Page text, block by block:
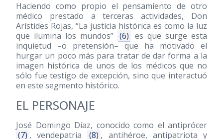
Haciendo como propio el pensamiento de otro
médico prestado a terceras actividades, Don
Arístides Rojas, “La justicia histórica es como la luz
que ilumina los mundos” (6) es que surge esta
inquietud –o pretensión– que ha motivado el
hurgar un poco más para tratar de dar forma a la
imagen histórica de unos de los médicos que no
sólo fue testigo de excepción, sino que interactuó
en este segmento histórico.
EL PERSONAJE
José Domingo Díaz, conocido como el antiprócer
(7) , vendepatria (8) , antihéroe, antipatriota y